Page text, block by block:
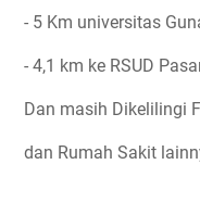
- 5 Km universitas
- 4,1 km ke RSUD
Dan masih Dikelilingi
dan Rumah Sakit